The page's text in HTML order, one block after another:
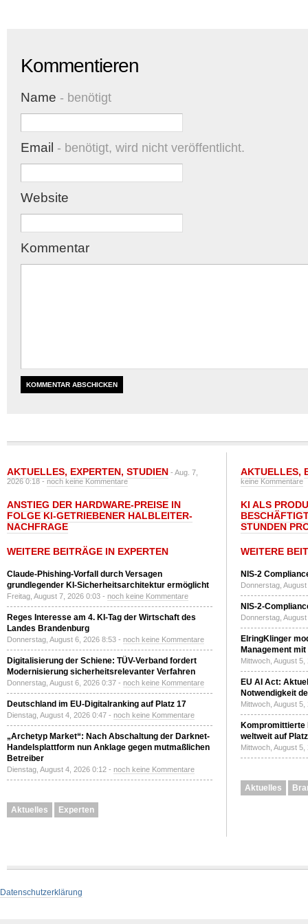
Kommentieren
Name - benötigt
Email - benötigt, wird nicht veröffentlicht.
Website
Kommentar
AKTUELLES, EXPERTEN, STUDIEN - Aug. 7,
2026 0:18 -noch keine Kommentare
ANSTIEG DER HARDWARE-PREISE IN
FOLGE KI-GETRIEBENER HALBLEITER-
NACHFRAGE
WEITERE BEITRÄGE IN EXPERTEN
Claude-Phishing-Vorfall durch Versagen
grundlegender KI-Sicherheitsarchitektur ermöglicht
Freitag, August 7, 2026 0:03 - noch keine Kommentare
Reges Interesse am 4. KI-Tag der Wirtschaft des
Landes Brandenburg
Donnerstag, August 6, 2026 8:53 - noch keine Kommentare
Digitalisierung der Schiene: TÜV-Verband fordert
Modernisierung sicherheitsrelevanter Verfahren
Donnerstag, August 6, 2026 0:37 - noch keine Kommentare
Deutschland im EU-Digitalranking auf Platz 17
Dienstag, August 4, 2026 0:47 - noch keine Kommentare
„Archetyp Market“: Nach Abschaltung der Darknet-
Handelsplattform nun Anklage gegen mutmaßlichen
Betreiber
Dienstag, August 4, 2026 0:12 - noch keine Kommentare
Aktuelles Experten
AKTUELLES,
keine Kommentare
KI ALS
STUNDEN
WEITERE
NIS-2
Donnerstag,
NIS-2-
Donnerstag,
ElringKlinger
Management
Mittwoch, August
EU AI Act:
Notwendigkeit
Mittwoch, August
Kompromittierte
weltweit auf
Mittwoch, August
Aktuelles
Datenschutzerklärung